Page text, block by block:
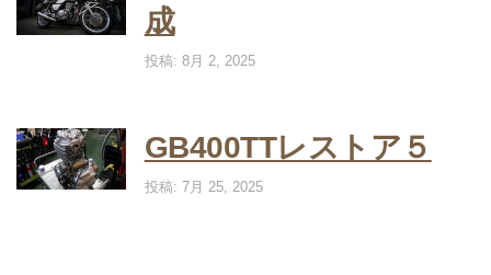
成
投稿: 8月 2, 2025
GB400TTレストア５
投稿: 7月 25, 2025